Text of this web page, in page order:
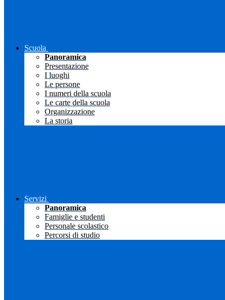
Scuola
Panoramica
Presentazione
I luoghi
Le persone
I numeri della scuola
Le carte della scuola
Organizzazione
La storia
Servizi
Panoramica
Famiglie e studenti
Personale scolastico
Percorsi di studio